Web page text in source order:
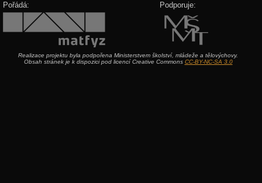
Pořádá: Podporuje:
Realizace projektu byla podpořena Ministerstvem školství, mládeže a tělovýchovy.
Obsah stránek je k dispozici pod licencí Creative Commons CC-BY-NC-SA 3.0